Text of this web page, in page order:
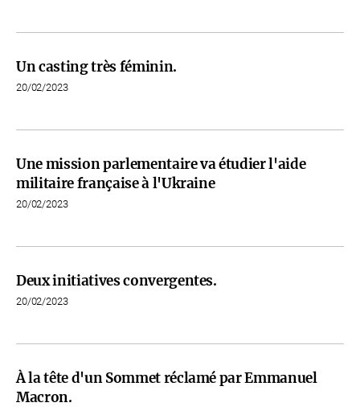
Un casting très féminin.
20/02/2023
Une mission parlementaire va étudier l'aide
militaire française à l'Ukraine
20/02/2023
Deux initiatives convergentes.
20/02/2023
À la tête d'un Sommet réclamé par Emmanuel
Macron.